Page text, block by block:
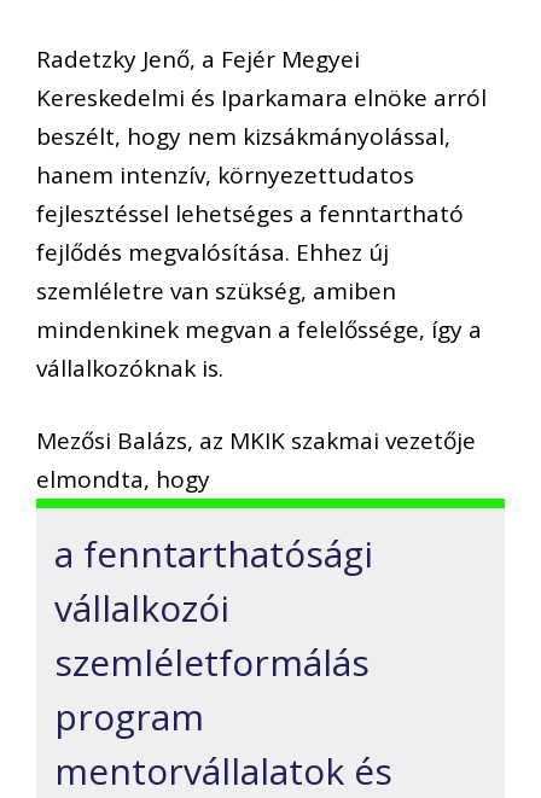
Radetzky Jenő, a Fejér Megyei
Kereskedelmi és Iparkamara elnöke arról
beszélt, hogy nem kizsákmányolással,
hanem intenzív, környezettudatos
fejlesztéssel lehetséges a fenntartható
fejlődés megvalósítása. Ehhez új
szemléletre van szükség, amiben
mindenkinek megvan a felelőssége, így a
vállalkozóknak is.
Mezősi Balázs, az MKIK szakmai vezetője
elmondta, hogy
a fenntarthatósági
vállalkozói
szemléletformálás
program
mentorvállalatok és